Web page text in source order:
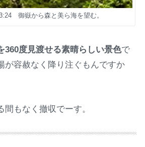
御嶽から森と美ら海を望む。
360度見渡せる素晴らしい景色で
が容赦なく降り注ぐもんですか
もなく撤収でーす。